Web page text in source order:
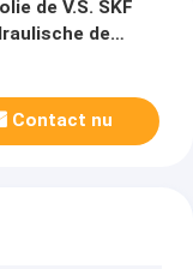
de V.S. SKF
de
Contact nu